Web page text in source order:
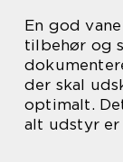
En god
tilbehør og
der skal
optimalt.
alt udstyr er